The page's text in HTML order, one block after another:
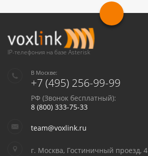
IP-телефония на базе Asterisk
В Москве:
+7 (495) 256-99-99
РФ (Звонок бесплатный):
8 (800) 333-75-33
team@voxlink.ru
г. Москва, Гостиничный проезд, 4